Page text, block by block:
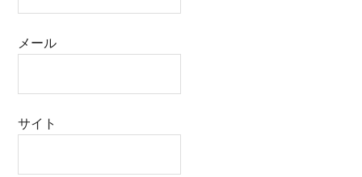
メール
サイト